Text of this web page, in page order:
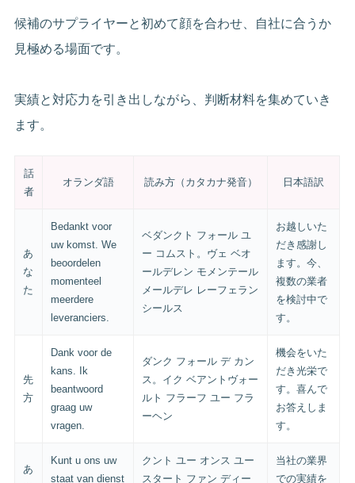
候補のサプライヤーと初めて顔を合わせ、自社に合うか
見極める場面です。
実績と対応力を引き出しながら、判断材料を集めていき
ます。
話
者
オランダ語 読み方（カタカナ発音） 日本語訳
あ
な
た
Bedankt voor
uw komst. We
beoordelen
momenteel
meerdere
leveranciers.
ベダンクト フォール ユ
ー コムスト。ヴェ ベオ
ールデレン モメンテール
メールデレ レーフェラン
シールス
お越しいた
だき感謝し
ます。今、
複数の業者
を検討中で
す。
先
方
Dank voor de
kans. Ik
beantwoord
graag uw
vragen.
ダンク フォール デ カン
ス。イク ベアントヴォー
ルト フラーフ ユー フラ
ーヘン
機会をいた
だき光栄で
す。喜んで
お答えしま
す。
あ
Kunt u ons uw
staat van dienst
クント ユー オンス ユー
スタート ファン ディー
当社の業界
での実績を